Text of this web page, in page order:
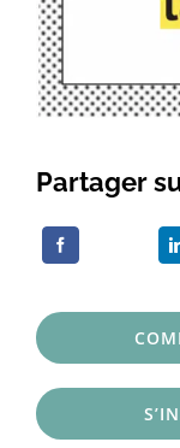
Partager